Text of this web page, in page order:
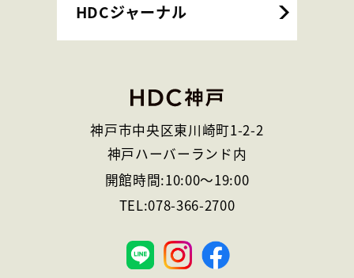
HDCジャーナル
神戸市中央区東川崎町1-2-2
神戸ハーバーランド内
開館時間:10:00～19:00
TEL:078-366-2700
神
戸